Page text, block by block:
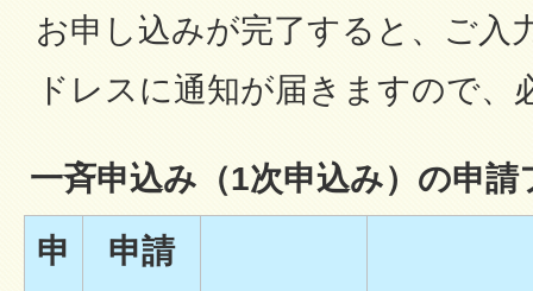
お申し込みが完了すると、ご入
ドレスに通知が届きますので、
一斉申込み（1次申込み）の申請
申
申請